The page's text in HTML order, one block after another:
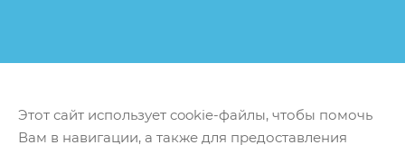
Этот сайт использует cookie-файлы, чтобы помочь
Вам в навигации, а также для предоставления